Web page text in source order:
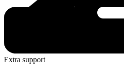
Extra support